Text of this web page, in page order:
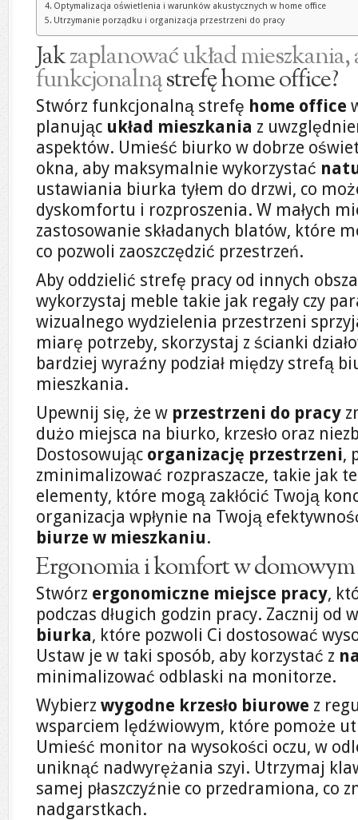
Optymalizacja oświetlenia i warunków akustycznych w home office
Utrzymanie porządku i organizacja przestrzeni do pracy
Jakzaplanować układ
funkcjonalnąstrefę home office?
Stwórz funkcjonalną strefę home office
planując układ mieszkania z
aspektów. Umieść biurko w dobrze
okna, aby maksymalnie wykorzystać
ustawiania biurka tyłem do drzwi, co
dyskomfortu i rozproszenia. W małych
zastosowanie składanych blatów, które
co pozwoli zaoszczędzić przestrzeń.
Aby oddzielić strefę pracy od innych
wykorzystaj meble takie jak regały czy
wizualnego wydzielenia przestrzeni
miarę potrzeby, skorzystaj z ścianki
bardziej wyraźny podział między strefą
mieszkania.
Upewnij się, że w przestrzeni do pracy
dużo miejsca na biurko, krzesło oraz
Dostosowując organizację przestrzeni,
zminimalizować rozpraszacze, takie jak
elementy, które mogą zakłócić Twoją
organizacja wpłynie na Twoją
biurze w mieszkaniu.
Ergonomia i komfort w domowym
Stwórz ergonomiczne miejsce pracy,
podczas długich godzin pracy. Zacznij od
biurka, które pozwoli Ci dostosować
Ustaw je w taki sposób, aby korzystać z
minimalizować odblaski na monitorze.
Wybierz wygodne krzesło biurowe z
wsparciem lędźwiowym, które pomoże
Umieść monitor na wysokości oczu, w
uniknąć nadwyrężania szyi. Utrzymaj
samej płaszczyźnie co przedramiona, co
nadgarstkach.